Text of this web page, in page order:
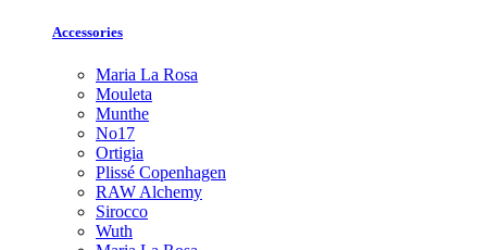
Accessories
Maria La Rosa
Mouleta
Munthe
No17
Ortigia
Plissé Copenhagen
RAW Alchemy
Sirocco
Wuth